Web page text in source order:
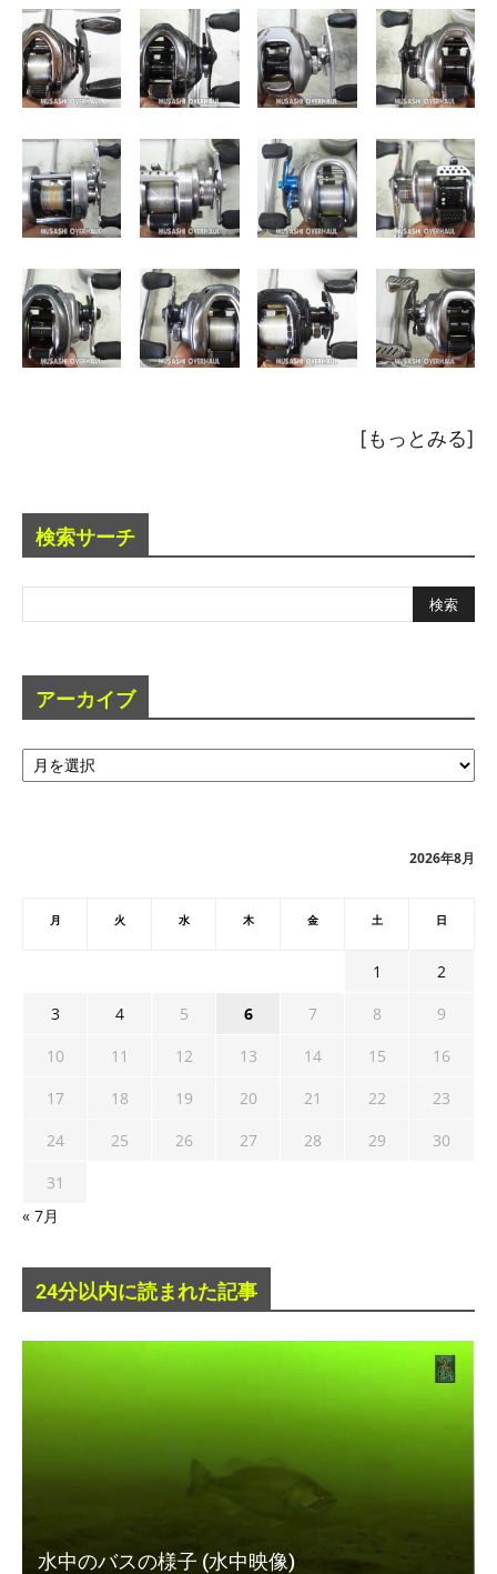
[もっとみる]
検索サーチ
アーカイブ
ア
ー
2026年8月
月 火 水 木 金 土 日
1
2
3
4 5 6 7 8
9
10
11 12 13 14 15
16
17
18 19 20 21 22
23
24
25 26 27 28 29
30
31
« 7月
24分以内に読まれた記事
水中のバスの様子 (水中映像)